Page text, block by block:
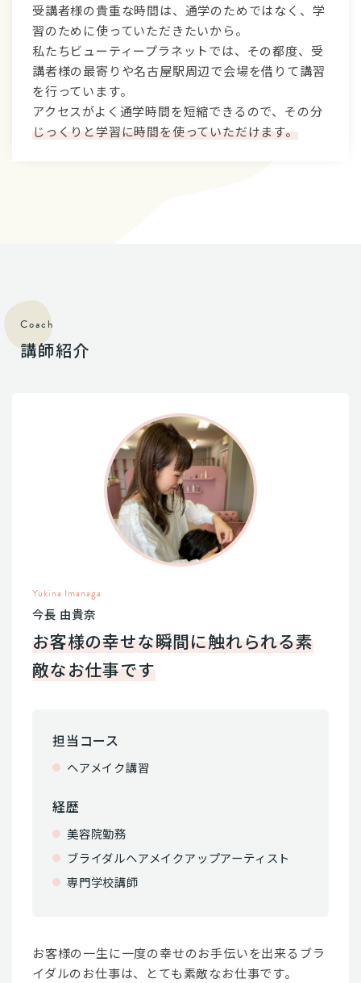
受講者様の貴重な時間は、通学のためではなく、学
習のために使っていただきたいから。
私たちビューティープラネットでは、その都度、受
講者様の最寄りや名古屋駅周辺で会場を借りて講習
を行っています。
アクセスがよく通学時間を短縮できるので、その分
じっくりと学習に時間を使っていただけます。
Coach
講師紹介
Yukina Imanaga
今長 由貴奈
お客様の幸せな瞬間に触れられる素
敵なお仕事です
担当コース
ヘアメイク講習
経歴
美容院勤務
ブライダルヘアメイクアップアーティスト
専門学校講師
お客様の一生に一度の幸せのお手伝いを出来るブラ
イダルのお仕事は、とても素敵なお仕事です。